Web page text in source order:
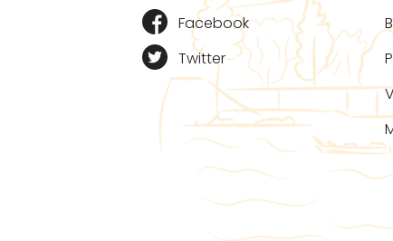
Facebook
Twitter